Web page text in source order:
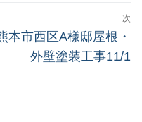
次
本市西区A様邸屋根・
外壁塗装工事11/1